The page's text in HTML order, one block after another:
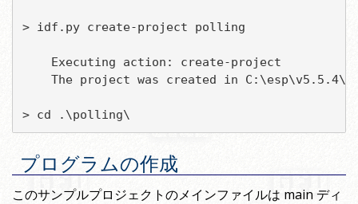
> idf.py create-project polling
    Executing action: create-project
The project was created in
> cd .\polling\
プログラムの作成
このサンプルプロジェクトのメインファイルは main ディ